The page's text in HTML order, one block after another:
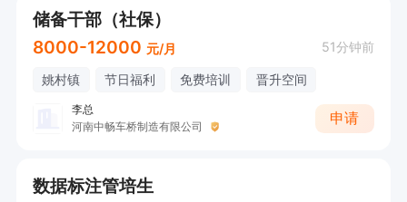
储备干部（社保）
8000-12000 元/月 51分钟前
姚村镇 节日福利 免费培训 晋升空间
李总
河南中畅车桥制造有限公司
申请
数据标注管培生